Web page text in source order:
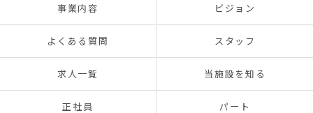
事業内容 ビジョン
よくある質問 スタッフ
求人一覧 当施設を知る
正社員 パート